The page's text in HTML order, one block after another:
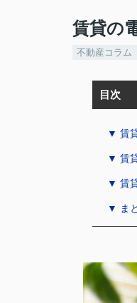
賃貸の
不動産コラム
目次
▼ 賃
▼ 賃
▼ 賃
▼ ま